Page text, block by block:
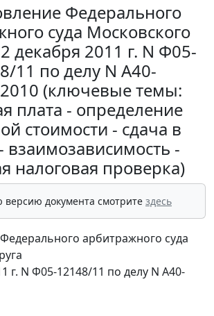
Федерального
суда Московского
декабря 2011 г. N Ф05-
11 по делу N А40-
(ключевые темы:
плата - определение
стоимости - сдача в
взаимозависимость -
налоговая проверка)
версию документа смотрите здесь
арбитражного суда
г. N Ф05-12148/11 по делу N А40-